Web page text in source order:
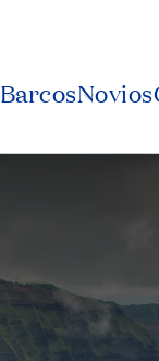
BarcosNovios